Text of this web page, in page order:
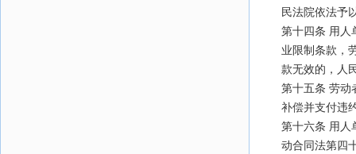
民法院依法予
第十四条 用人
业限制条款，
款无效的，人
第十五条 劳动
补偿并支付违
第十六条 用人
动合同法第四